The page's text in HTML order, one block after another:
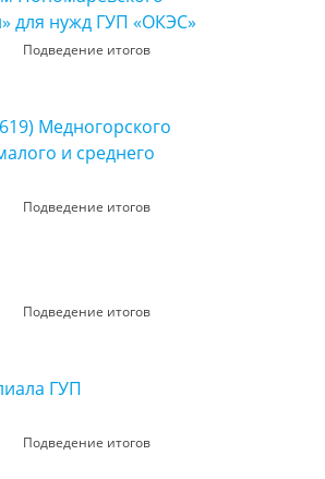
для нужд ГУП «ОКЭС»
Подведение итогов
Медногорского
и среднего
Подведение итогов
Подведение итогов
ГУП
Подведение итогов